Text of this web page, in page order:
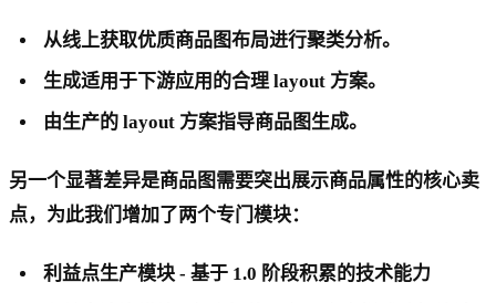
从线上获取优质商品图布局进行聚类分析。
生成适用于下游应用的合理 layout 方案。
由生产的 layout 方案指导商品图生成。
另一个显著差异是商品图需要突出展示商品属性的核心卖
点，为此我们增加了两个专门模块：
利益点生产模块 - 基于 1.0 阶段积累的技术能力